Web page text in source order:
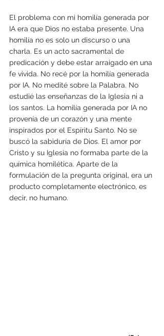
El problema con mi homilía generada por
IA era que Dios no estaba presente. Una
homilía no es solo un discurso o una
charla. Es un acto sacramental de
predicación y debe estar arraigado en una
fe vivida. No recé por la homilía generada
por IA. No medité sobre la Palabra. No
estudié las enseñanzas de la Iglesia ni a
los santos. La homilía generada por IA no
provenía de un corazón y una mente
inspirados por el Espíritu Santo. No se
buscó la sabiduría de Dios. El amor por
Cristo y su Iglesia no formaba parte de la
química homilética. Aparte de la
formulación de la pregunta original, era un
producto completamente electrónico, es
decir, no humano.